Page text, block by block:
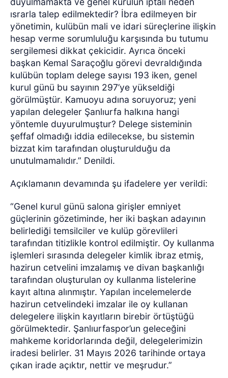
ısrarla talep edilmektedir? İbra edilmeyen bir
yönetimin, kulübün mali ve idari süreçlerine ilişkin
hesap verme sorumluluğu karşısında bu tutumu
sergilemesi dikkat çekicidir. Ayrıca önceki
başkan Kemal Saraçoğlu görevi devraldığında
kulübün toplam delege sayısı 193 iken, genel
kurul günü bu sayının 297’ye yükseldiği
görülmüştür. Kamuoyu adına soruyoruz; yeni
yapılan delegeler Şanlıurfa halkına hangi
yöntemle duyurulmuştur? Delege sisteminin
şeffaf olmadığı iddia edilecekse, bu sistemin
bizzat kim tarafından oluşturulduğu da
unutulmamalıdır.” Denildi.
Açıklamanın devamında şu ifadelere yer verildi:
“Genel kurul günü salona girişler emniyet
güçlerinin gözetiminde, her iki başkan adayının
belirlediği temsilciler ve kulüp görevlileri
tarafından titizlikle kontrol edilmiştir. Oy kullanma
işlemleri sırasında delegeler kimlik ibraz etmiş,
hazirun cetvelini imzalamış ve divan başkanlığı
tarafından oluşturulan oy kullanma listelerine
kayıt altına alınmıştır. Yapılan incelemelerde
hazirun cetvelindeki imzalar ile oy kullanan
delegelere ilişkin kayıtların birebir örtüştüğü
görülmektedir. Şanlıurfaspor’un geleceğini
mahkeme koridorlarında değil, delegelerimizin
iradesi belirler. 31 Mayıs 2026 tarihinde ortaya
çıkan irade açıktır, nettir ve meşrudur.”